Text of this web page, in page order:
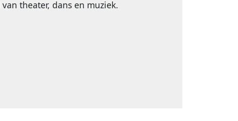
theater, dans en muziek.